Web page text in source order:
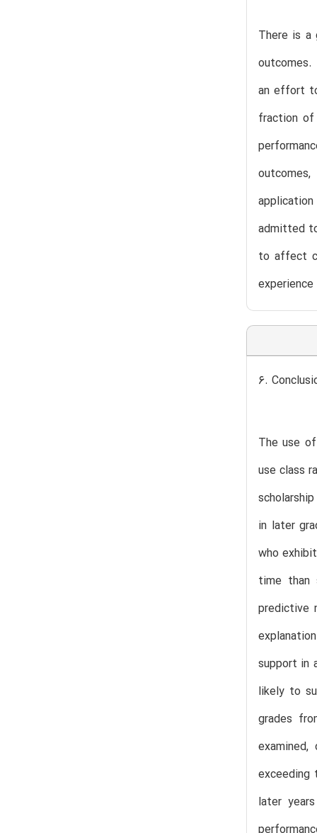
There is a
outcomes.
an effort
fraction of
admitted
to affect
6.
The use
use class
in later
who
time than
predictive
support in
likely to
grades
exceeding
later